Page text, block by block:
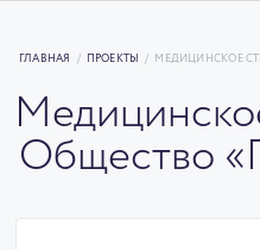
ГЛАВНАЯ / ПРОЕКТЫ / МЕДИЦИНСКОЕ
Общество